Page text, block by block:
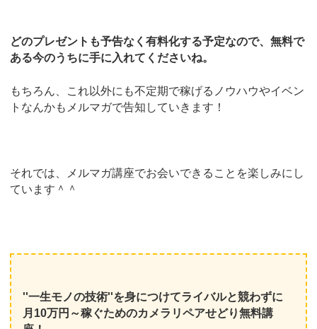
どのプレゼントも予告なく有料化する予定なので、無料で
ある今のうちに手に入れてくださいね。
もちろん、これ以外にも不定期で稼げるノウハウやイベン
トなんかもメルマガで告知していきます！
それでは、メルマガ講座でお会いできることを楽しみにし
ています＾＾
''一生モノの技術''を身につけてライバルと競わずに
月10万円～稼ぐためのカメラリペアせどり無料講